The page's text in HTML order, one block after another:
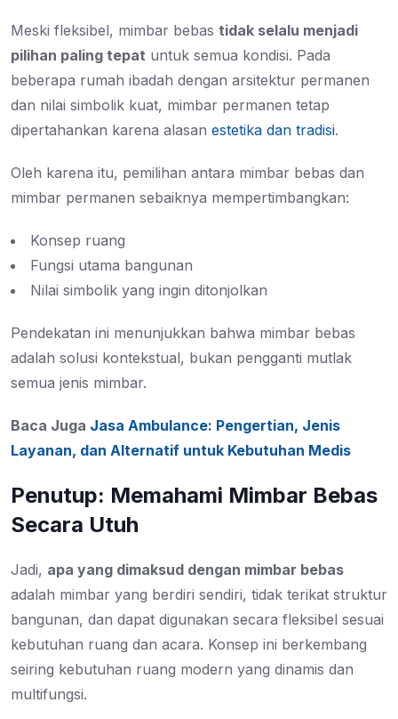
Meski fleksibel, mimbar bebas tidak selalu menjadi
pilihan paling tepat untuk semua kondisi. Pada
beberapa rumah ibadah dengan arsitektur permanen
dan nilai simbolik kuat, mimbar permanen tetap
dipertahankan karena alasan estetika dan tradisi.
Oleh karena itu, pemilihan antara mimbar bebas dan
mimbar permanen sebaiknya mempertimbangkan:
Konsep ruang
Fungsi utama bangunan
Nilai simbolik yang ingin ditonjolkan
Pendekatan ini menunjukkan bahwa mimbar bebas
adalah solusi kontekstual, bukan pengganti mutlak
semua jenis mimbar.
Baca Juga Jasa Ambulance: Pengertian, Jenis
Layanan, dan Alternatif untuk Kebutuhan Medis
Penutup: Memahami Mimbar Bebas
Secara Utuh
Jadi, apa yang dimaksud dengan mimbar bebas
adalah mimbar yang berdiri sendiri, tidak terikat struktur
bangunan, dan dapat digunakan secara fleksibel sesuai
kebutuhan ruang dan acara. Konsep ini berkembang
seiring kebutuhan ruang modern yang dinamis dan
multifungsi.